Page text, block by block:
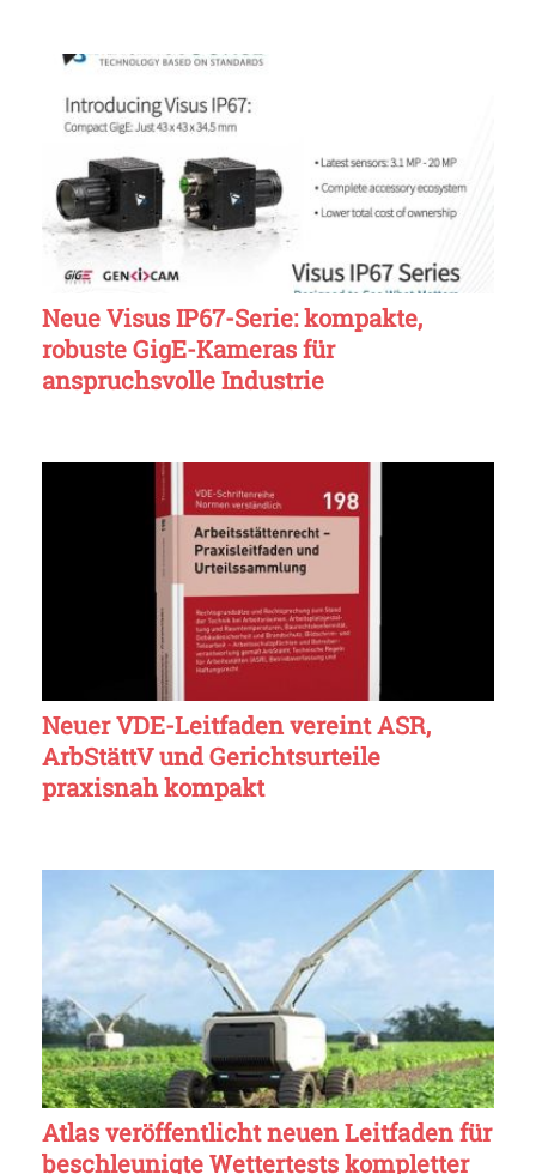
Neue Visus IP67-Serie: kompakte,
robuste GigE-Kameras für
anspruchsvolle Industrie
Neuer VDE-Leitfaden vereint ASR,
ArbStättV und Gerichtsurteile
praxisnah kompakt
Atlas veröffentlicht neuen Leitfaden für
beschleunigte Wettertests kompletter